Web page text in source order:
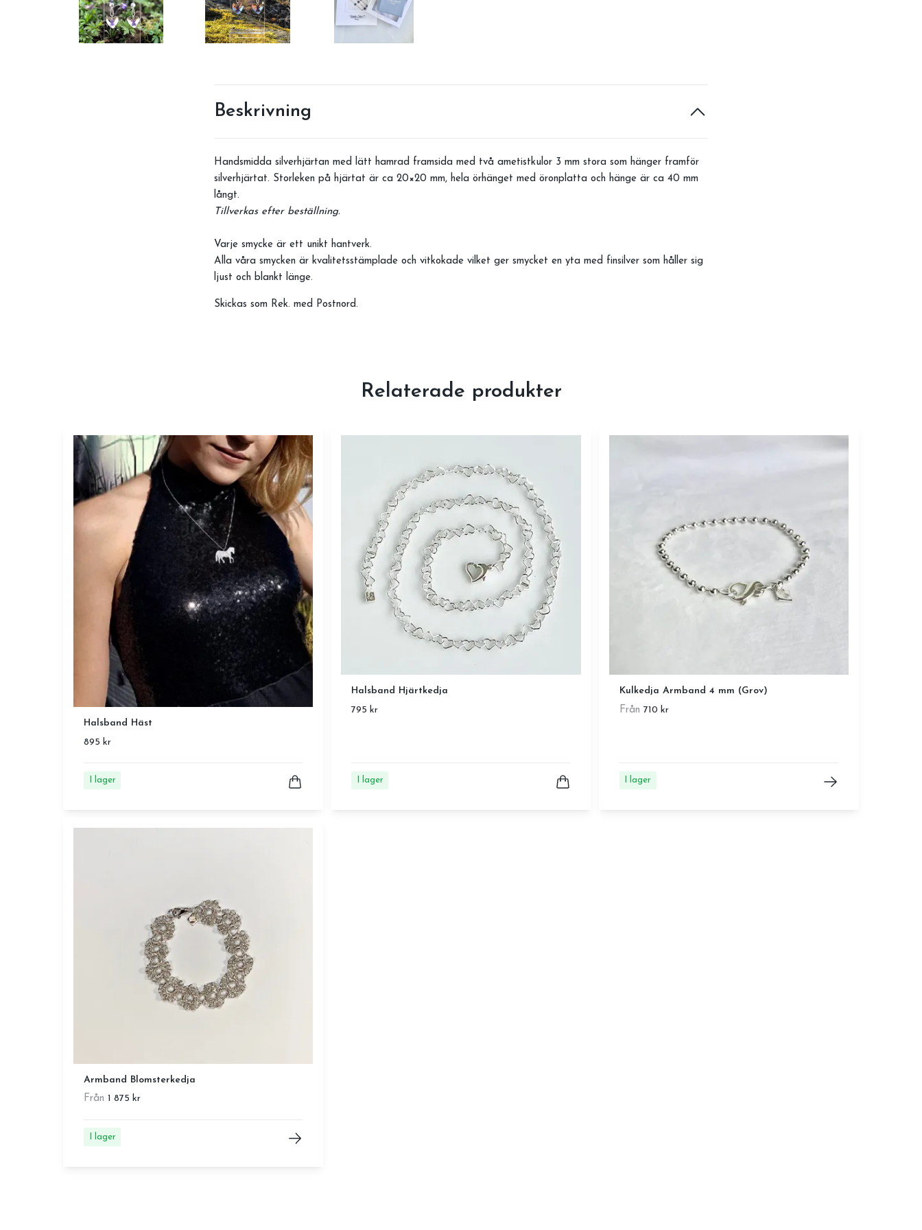
Beskrivning
Handsmidda silverhjärtan med lätt hamrad framsida med två ametistkulor 3 mm stora som hänger framför
silverhjärtat. Storleken på hjärtat är ca 20×20 mm, hela örhänget med öronplatta och hänge är ca 40 mm
långt.
Tillverkas efter beställning.
Varje smycke är ett unikt hantverk.
Alla våra smycken är kvalitetsstämplade och vitkokade vilket ger smycket en yta med finsilver som håller sig
ljust och blankt länge.
Skickas som Rek. med Postnord.
Relaterade produkter
Halsband Häst
895 kr
I lager
Halsband Hjärtkedja
795 kr
I lager
Kulkedja Armband 4 mm (Grov)
Från 710 kr
I lager
Armband Blomsterkedja
Från 1 875 kr
I lager